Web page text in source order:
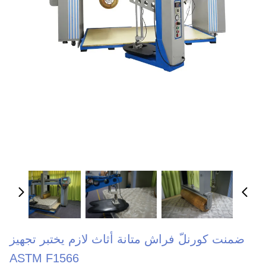
ضمنت كورنلّ فراش متانة أثاث لازم يختبر تجهيز
ASTM F1566